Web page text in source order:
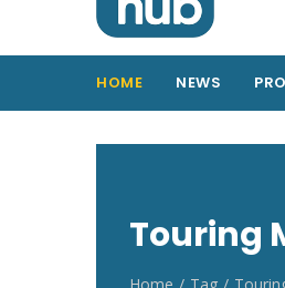
HOME NEWS
Touring